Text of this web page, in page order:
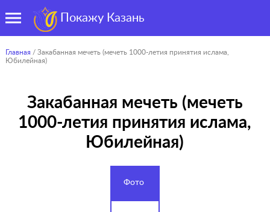
Покажу Казань
Главная / Закабанная мечеть (мечеть 1000-летия принятия ислама,
Юбилейная)
Закабанная мечеть (мечеть
1000-летия принятия ислама,
Юбилейная)
Фото